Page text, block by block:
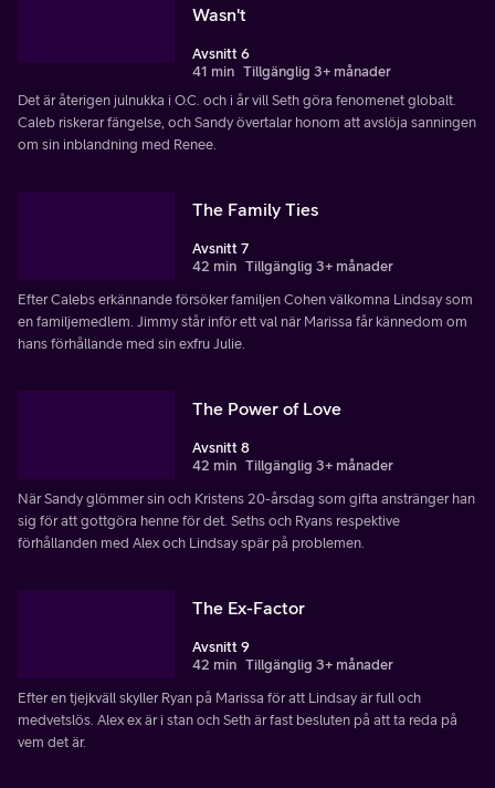
Wasn't
Avsnitt 6
41 min Tillgänglig 3+ månader
Det är återigen julnukka i O.C. och i år vill Seth göra fenomenet globalt.
Caleb riskerar fängelse, och Sandy övertalar honom att avslöja sanningen
om sin inblandning med Renee.
The Family Ties
Avsnitt 7
42 min Tillgänglig 3+ månader
Efter Calebs erkännande försöker familjen Cohen välkomna Lindsay som
en familjemedlem. Jimmy står inför ett val när Marissa får kännedom om
hans förhållande med sin exfru Julie.
The Power of Love
Avsnitt 8
42 min Tillgänglig 3+ månader
När Sandy glömmer sin och Kristens 20-årsdag som gifta anstränger han
sig för att gottgöra henne för det. Seths och Ryans respektive
förhållanden med Alex och Lindsay spär på problemen.
The Ex-Factor
Avsnitt 9
42 min Tillgänglig 3+ månader
Efter en tjejkväll skyller Ryan på Marissa för att Lindsay är full och
medvetslös. Alex ex är i stan och Seth är fast besluten på att ta reda på
vem det är.